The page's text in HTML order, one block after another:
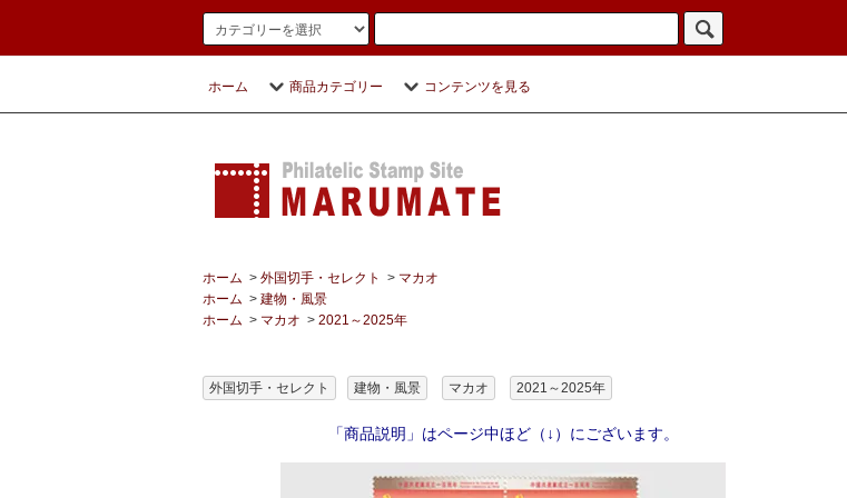
ホーム 商品カテゴリー コンテンツを見る
ホーム > 外国切手・セレクト > マカオ
ホーム > 建物・風景
ホーム > マカオ > 2021～2025年
外国切手・セレクト 建物・風景 マカオ 2021～2025年
「商品説明」はページ中ほど（↓）にございます。